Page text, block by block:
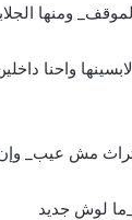
ومنها
واحنا
مش عيب_
لوش جديد